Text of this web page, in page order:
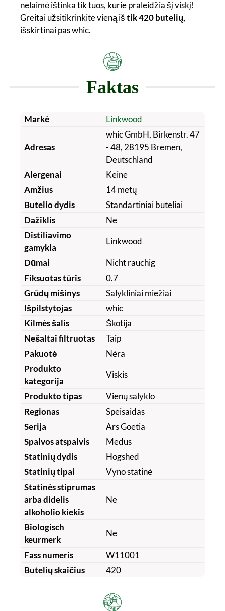
nelaimė ištinka tik tuos, kurie praleidžia šį viskį!
Greitai užsitikrinkite vieną ištik 420 butelių,
išskirtinai pas whic.
Faktas
Markė Linkwood
Adresas
whic GmbH, Birkenstr. 47
- 48, 28195 Bremen,
Deutschland
Alergenai
Keine
Amžius
14 metų
Butelio dydis
Standartiniai buteliai
Dažiklis
Ne
Distiliavimo
gamykla
Linkwood
Dūmai
Nicht rauchig
Fiksuotas tūris
0.7
Grūdų mišinys
Salykliniai miežiai
Išpilstytojas
whic
Kilmės šalis
Škotija
Nešaltai filtruotas
Taip
Pakuotė
Nėra
Produkto
kategorija
Viskis
Produkto tipas
Vienų salyklo
Regionas
Speisaidas
Serija
Ars Goetia
Spalvos atspalvis
Medus
Statinių dydis
Hogshed
Statinių tipai
Vyno statinė
Statinės stiprumas
arba didelis
alkoholio kiekis
Ne
Biologisch
keurmerk
Ne
Fass numeris
W11001
Butelių skaičius
420